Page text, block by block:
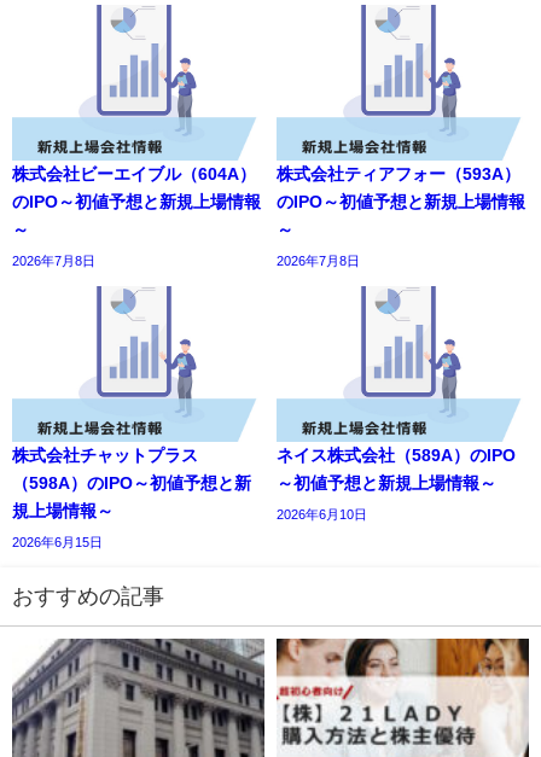
株式会社ビーエイブル（604A）
のIPO～初値予想と新規上場情報
～
2026年7月8日
株式会社ティアフォー（593A）
のIPO～初値予想と新規上場情報
～
2026年7月8日
株式会社チャットプラス
（598A）のIPO～初値予想と新
規上場情報～
2026年6月15日
ネイス株式会社（589A）のIPO
～初値予想と新規上場情報～
2026年6月10日
おすすめの記事